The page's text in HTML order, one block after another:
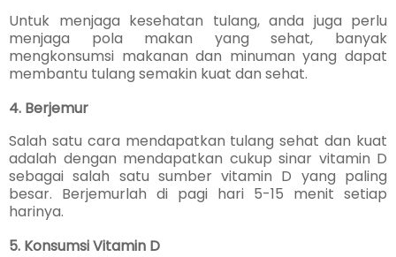
Untuk menjaga kesehatan tulang, anda juga perlu
menjaga pola makan yang sehat, banyak
mengkonsumsi makanan dan minuman yang dapat
membantu tulang semakin kuat dan sehat.
4. Berjemur
Salah satu cara mendapatkan tulang sehat dan kuat
adalah dengan mendapatkan cukup sinar vitamin D
sebagai salah satu sumber vitamin D yang paling
besar. Berjemurlah di pagi hari 5-15 menit setiap
harinya.
5. Konsumsi Vitamin D